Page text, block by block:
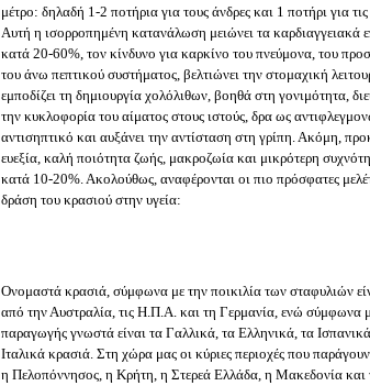
μέτρο: δηλαδή 1-2 ποτήρια για τους άνδρες και 1 ποτήρι για τις
Αυτή η ισορροπημένη κατανάλωση μειώνει τα καρδιαγγειακά
κατά 20-60%, τον κίνδυνο για καρκίνο του πνεύμονα, του
του άνω πεπτικού συστήματος, βελτιώνει την στομαχική
εμποδίζει τη δημιουργία χολόλιθων, βοηθά στη γονιμότητα,
την κυκλοφορία του αίματος στους ιστούς, δρα ως
αντισηπτικό και αυξάνει την αντίσταση στη γρίπη. Ακόμη,
ευεξία, καλή ποιότητα ζωής, μακροζωία και μικρότερη
κατά 10-20%. Ακολούθως, αναφέρονται οι πιο πρόσφατες
δράση του κρασιού στην υγεία:
Ονομαστά κρασιά, σύμφωνα με την ποικιλία των σταφυλιών
από την Αυστραλία, τις Η.Π.Α. και τη Γερμανία, ενώ σύμφωνα
παραγωγής γνωστά είναι τα Γαλλικά, τα Ελληνικά, τα
Ιταλικά κρασιά. Στη χώρα μας οι κύριες περιοχές που
η Πελοπόννησος, η Κρήτη, η Στερεά Ελλάδα, η Μακεδονία και